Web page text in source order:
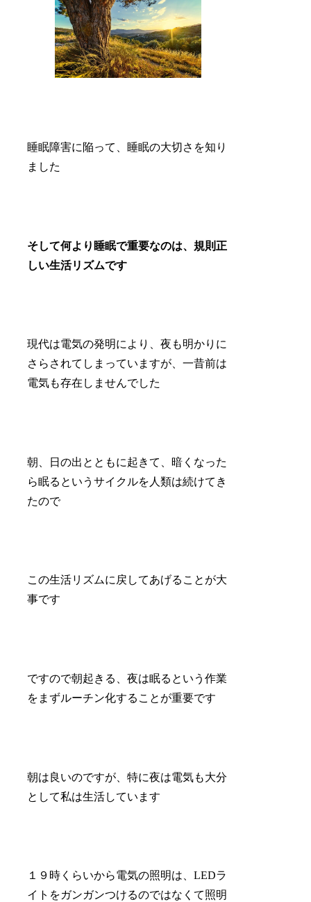
睡眠障害に陥って、睡眠の大切さを知り
ました
そして何より睡眠で重要なのは、規則正
しい生活リズムです
現代は電気の発明により、夜も明かりに
さらされてしまっていますが、一昔前は
電気も存在しませんでした
朝、日の出とともに起きて、暗くなった
ら眠るというサイクルを人類は続けてき
たので
この生活リズムに戻してあげることが大
事です
ですので朝起きる、夜は眠るという作業
をまずルーチン化することが重要です
朝は良いのですが、特に夜は電気も大分
として私は生活しています
１９時くらいから電気の照明は、LEDラ
イトをガンガンつけるのではなくて照明